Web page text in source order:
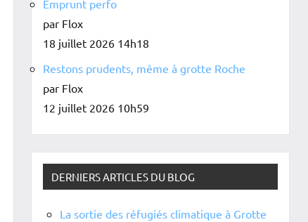
Emprunt perfo
par Flox
18 juillet 2026 14h18
Restons prudents, même à grotte Roche
par Flox
12 juillet 2026 10h59
DERNIERS ARTICLES DU BLOG
La sortie des réfugiés climatique à Grotte